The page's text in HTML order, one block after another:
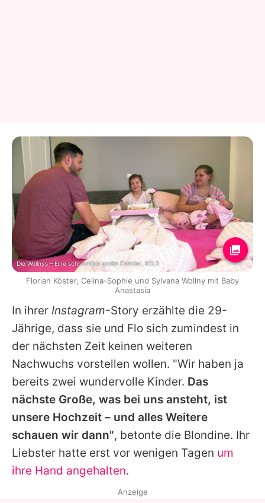
In ihrer Instagram-Story erzählte die 29-
Jährige, dass sie und Flo sich zumindest in
der nächsten Zeit keinen weiteren
Nachwuchs vorstellen wollen. "Wir haben ja
bereits zwei wundervolle Kinder. Das
nächste Große, was bei uns ansteht, ist
unsere Hochzeit – und alles Weitere
schauen wir dann", betonte die Blondine. Ihr
Liebster hatte erst vor wenigen Tagen um
ihre Hand angehalten.
Die Wollnys – Eine schrecklich große Familie!, RTL2
Florian Köster, Celina-Sophie und Sylvana Wollny mit Baby
Anastasia
Anzeige